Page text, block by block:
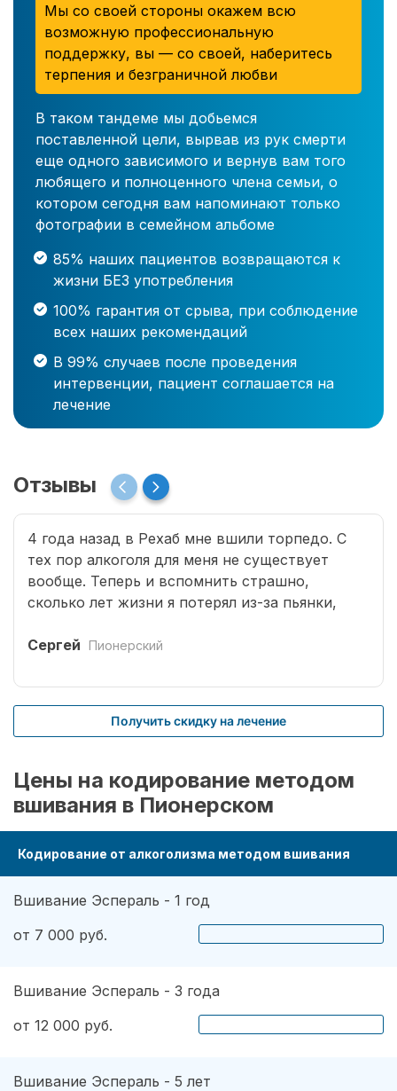
Мы со своей стороны окажем всю
возможную профессиональную
поддержку, вы — со своей, наберитесь
терпения и безграничной любви
В таком тандеме мы добьемся
поставленной цели, вырвав из рук смерти
еще одного зависимого и вернув вам того
любящего и полноценного члена семьи, о
котором сегодня вам напоминают только
фотографии в семейном альбоме
85% наших пациентов возвращаются к
жизни БЕЗ употребления
100% гарантия от срыва, при соблюдение
всех наших рекомендаций
В 99% случаев после проведения
интервенции, пациент соглашается на
лечение
Отзывы
4 года назад в Рехаб мне вшили торпедо. С
тех пор алкоголя для меня не существует
вообще. Теперь и вспомнить страшно,
сколько лет жизни я потерял из-за пьянки,
мою новую жизнь.
Сергей Пионерский
Получить скидку на лечение
Цены на кодирование методом
вшивания в Пионерском
Кодирование от алкоголизма методом вшивания
Вшивание Эспераль - 1 год
от 7 000 руб.
Вшивание Эспераль - 3 года
от 12 000 руб.
Вшивание Эспераль - 5 лет